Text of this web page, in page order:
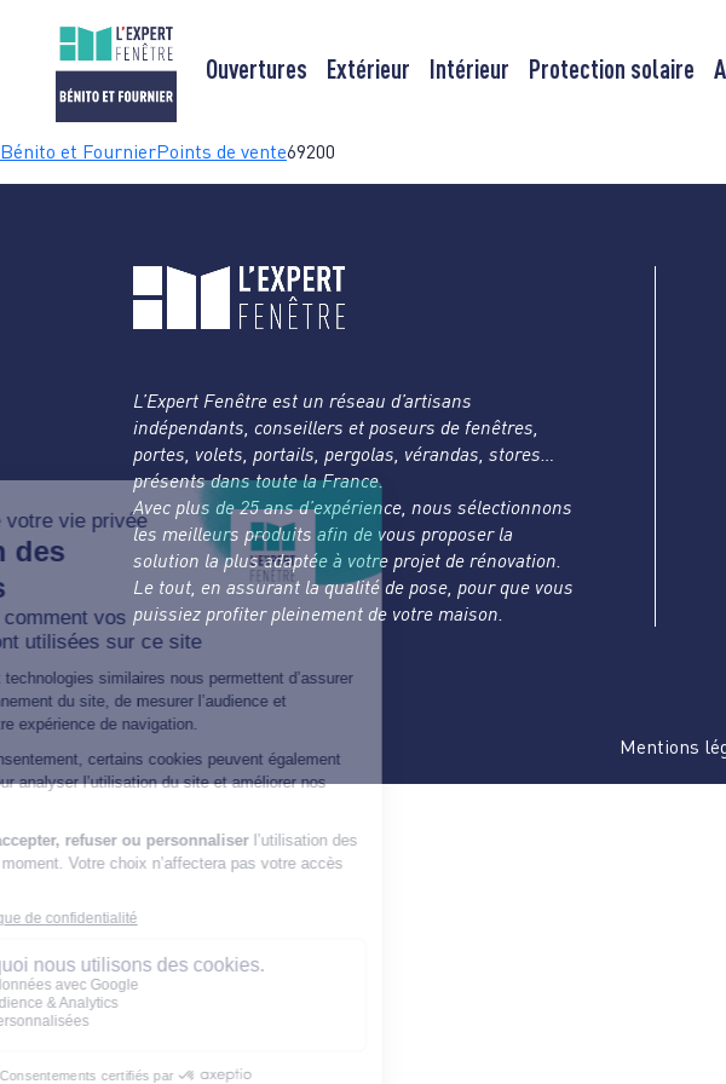
Passer
Ouvertures Extérieur Intérieur Protection solaire
Bénito et FournierPoints de vente69200
L’Expert Fenêtre est un réseau d’artisans
indépendants, conseillers et poseurs de fenêtres,
portes, volets, portails, pergolas, vérandas, stores…
présents dans toute la France.
Avec plus de 25 ans d’expérience, nous sélectionnons
les meilleurs produits afin de vous proposer la
solution la plus adaptée à votre projet de rénovation.
Le tout, en assurant la qualité de pose, pour que vous
puissiez profiter pleinement de votre maison.
Mentions